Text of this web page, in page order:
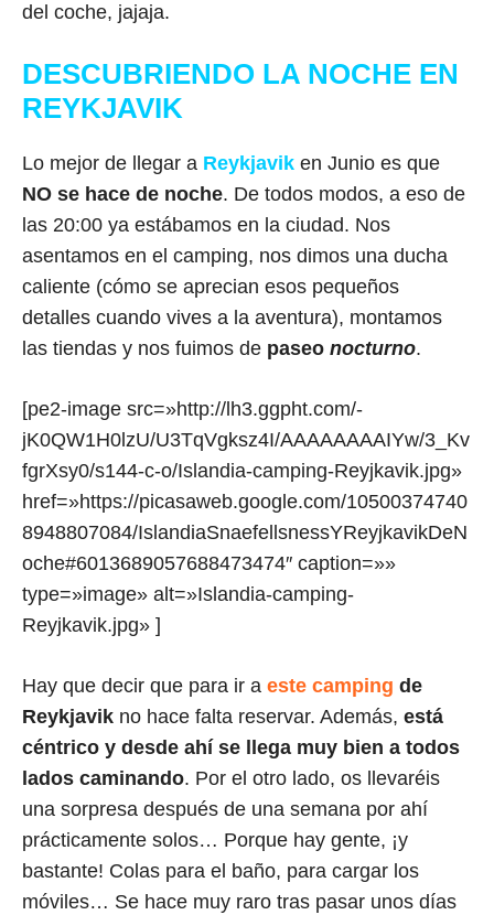
del coche, jajaja.
DESCUBRIENDO LA NOCHE EN
REYKJAVIK
Lo mejor de llegar a Reykjavik en Junio es que
NO se hace de noche. De todos modos, a eso de
las 20:00 ya estábamos en la ciudad. Nos
asentamos en el camping, nos dimos una ducha
caliente (cómo se aprecian esos pequeños
detalles cuando vives a la aventura), montamos
las tiendas y nos fuimos de paseo nocturno.
[pe2-image src=»http://lh3.ggpht.com/-
jK0QW1H0lzU/U3TqVgksz4I/AAAAAAAAIYw/3_Kv
fgrXsy0/s144-c-o/Islandia-camping-Reyjkavik.jpg»
href=»https://picasaweb.google.com/10500374740
8948807084/IslandiaSnaefellsnessYReyjkavikDeN
oche#6013689057688473474″ caption=»»
type=»image» alt=»Islandia-camping-
Reyjkavik.jpg» ]
Hay que decir que para ir a este camping de
Reykjavik no hace falta reservar. Además, está
céntrico y desde ahí se llega muy bien a todos
lados caminando. Por el otro lado, os llevaréis
una sorpresa después de una semana por ahí
prácticamente solos… Porque hay gente, ¡y
bastante! Colas para el baño, para cargar los
móviles… Se hace muy raro tras pasar unos días